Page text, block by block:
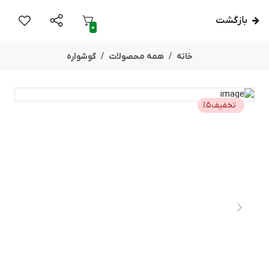
بازگشت
0
خانه همه محصولات گوشواره
تخفیف %5